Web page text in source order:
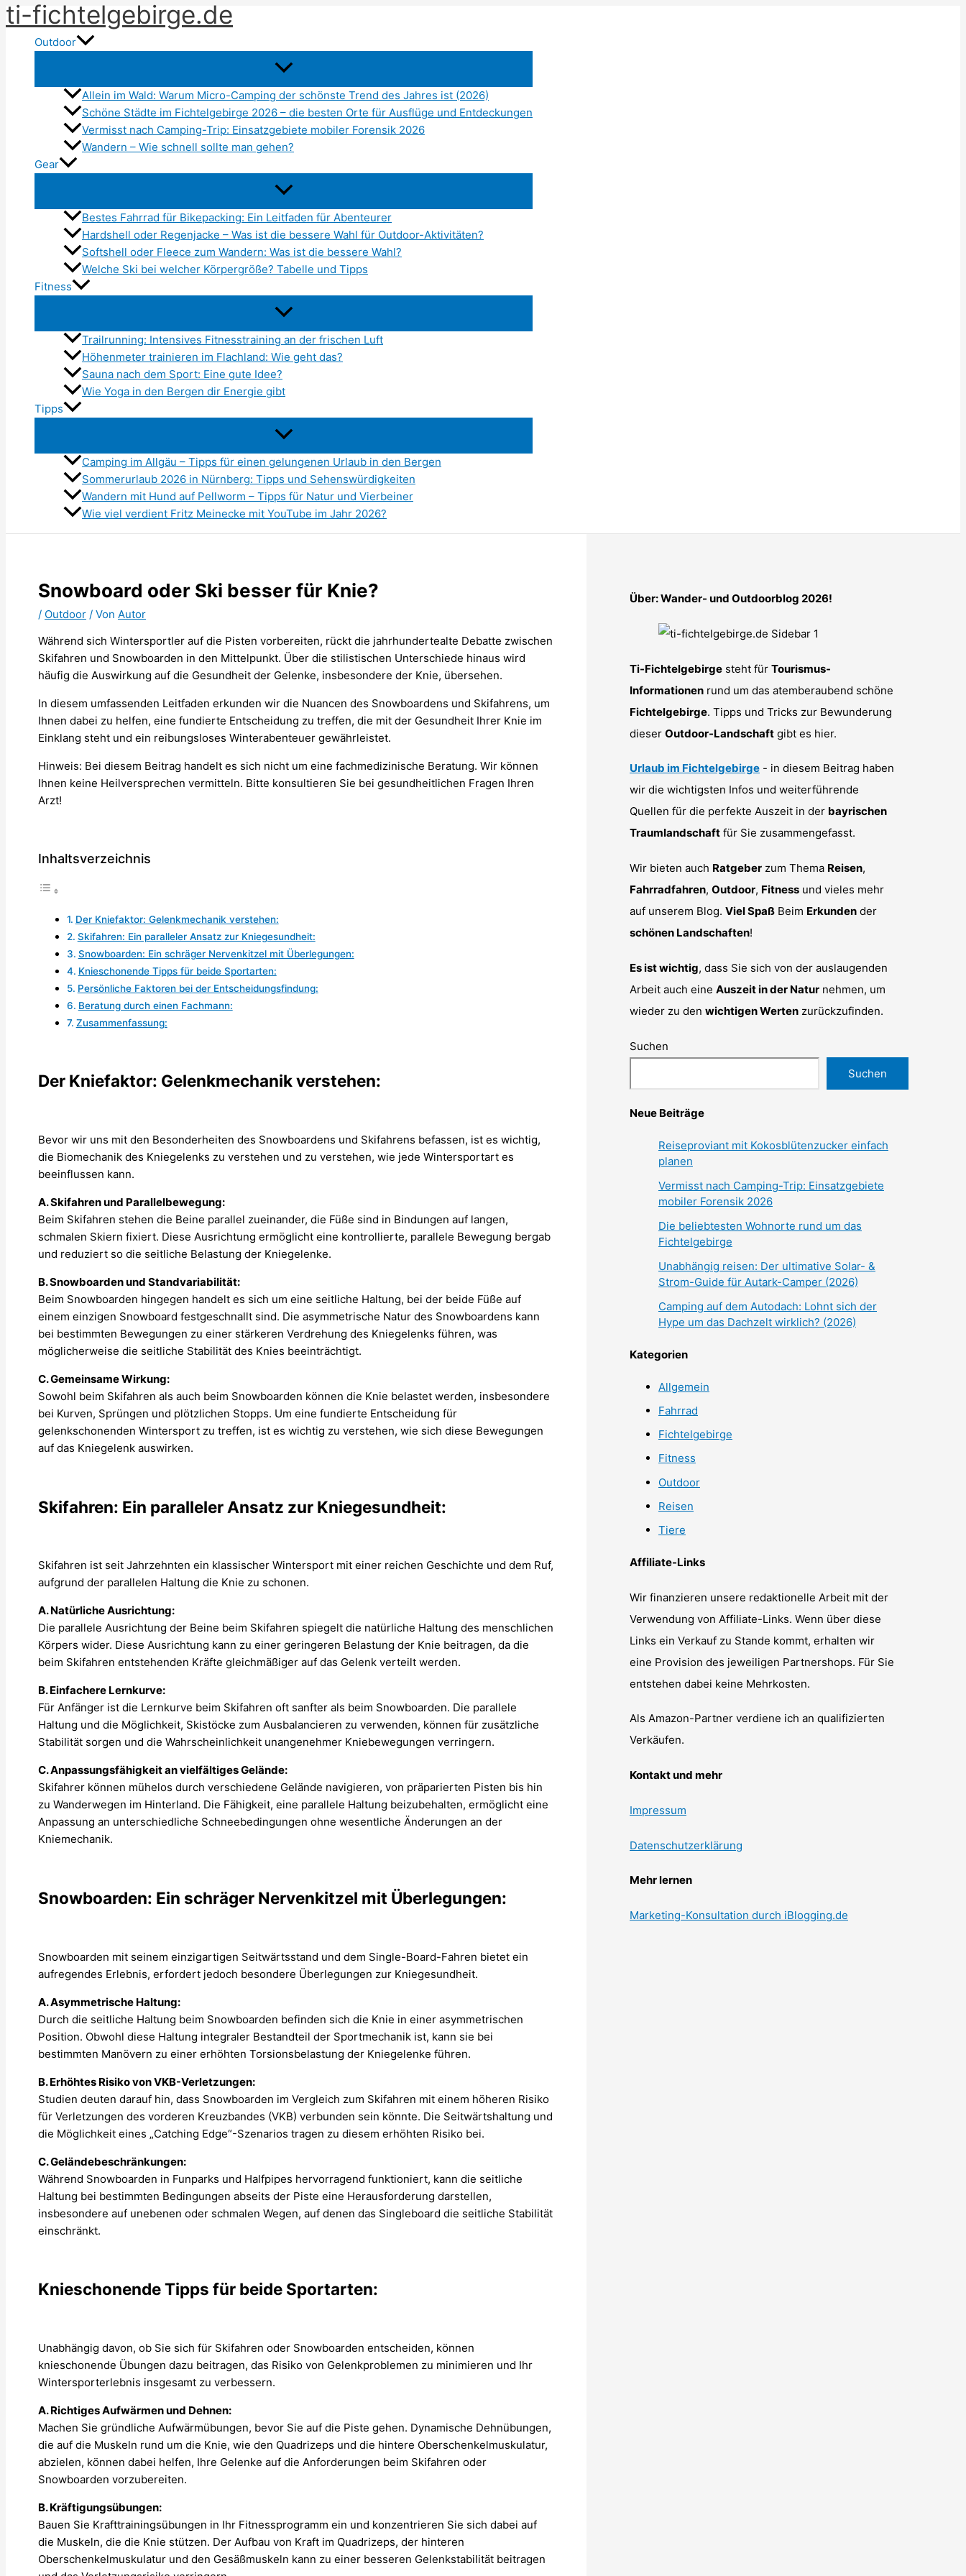
Zum
Inhalt
springen
ti-fichtelgebirge.de
Outdoor
Allein im Wald: Warum Micro-Camping der schönste Trend des Jahres ist (2026)
Schöne Städte im Fichtelgebirge 2026 – die besten Orte für Ausflüge und Entdeckungen
Vermisst nach Camping-Trip: Einsatzgebiete mobiler Forensik 2026
Wandern – Wie schnell sollte man gehen?
Gear
Bestes Fahrrad für Bikepacking: Ein Leitfaden für Abenteurer
Hardshell oder Regenjacke – Was ist die bessere Wahl für Outdoor-Aktivitäten?
Softshell oder Fleece zum Wandern: Was ist die bessere Wahl?
Welche Ski bei welcher Körpergröße? Tabelle und Tipps
Fitness
Trailrunning: Intensives Fitnesstraining an der frischen Luft
Höhenmeter trainieren im Flachland: Wie geht das?
Sauna nach dem Sport: Eine gute Idee?
Wie Yoga in den Bergen dir Energie gibt
Tipps
Camping im Allgäu – Tipps für einen gelungenen Urlaub in den Bergen
Sommerurlaub 2026 in Nürnberg: Tipps und Sehenswürdigkeiten
Wandern mit Hund auf Pellworm – Tipps für Natur und Vierbeiner
Wie viel verdient Fritz Meinecke mit YouTube im Jahr 2026?
Snowboard oder Ski besser für Knie?
/ Outdoor / Von Autor
Während sich Wintersportler auf die Pisten vorbereiten, rückt die jahrhundertealte Debatte zwischen
Skifahren und Snowboarden in den Mittelpunkt. Über die stilistischen Unterschiede hinaus wird
häufig die Auswirkung auf die Gesundheit der Gelenke, insbesondere der Knie, übersehen.
In diesem umfassenden Leitfaden erkunden wir die Nuancen des Snowboardens und Skifahrens, um
Ihnen dabei zu helfen, eine fundierte Entscheidung zu treffen, die mit der Gesundheit Ihrer Knie im
Einklang steht und ein reibungsloses Winterabenteuer gewährleistet.
Hinweis: Bei diesem Beitrag handelt es sich nicht um eine fachmedizinische Beratung. Wir können
Ihnen keine Heilversprechen vermitteln. Bitte konsultieren Sie bei gesundheitlichen Fragen Ihren
Arzt!
Inhaltsverzeichnis
Der Kniefaktor: Gelenkmechanik verstehen:
Skifahren: Ein paralleler Ansatz zur Kniegesundheit:
Snowboarden: Ein schräger Nervenkitzel mit Überlegungen:
Knieschonende Tipps für beide Sportarten:
Persönliche Faktoren bei der Entscheidungsfindung:
Beratung durch einen Fachmann:
Zusammenfassung:
Der Kniefaktor: Gelenkmechanik verstehen:
Bevor wir uns mit den Besonderheiten des Snowboardens und Skifahrens befassen, ist es wichtig,
die Biomechanik des Kniegelenks zu verstehen und zu verstehen, wie jede Wintersportart es
beeinflussen kann.
A. Skifahren und Parallelbewegung:
Beim Skifahren stehen die Beine parallel zueinander, die Füße sind in Bindungen auf langen,
schmalen Skiern fixiert. Diese Ausrichtung ermöglicht eine kontrollierte, parallele Bewegung bergab
und reduziert so die seitliche Belastung der Kniegelenke.
B. Snowboarden und Standvariabilität:
Beim Snowboarden hingegen handelt es sich um eine seitliche Haltung, bei der beide Füße auf
einem einzigen Snowboard festgeschnallt sind. Die asymmetrische Natur des Snowboardens kann
bei bestimmten Bewegungen zu einer stärkeren Verdrehung des Kniegelenks führen, was
möglicherweise die seitliche Stabilität des Knies beeinträchtigt.
C. Gemeinsame Wirkung:
Sowohl beim Skifahren als auch beim Snowboarden können die Knie belastet werden, insbesondere
bei Kurven, Sprüngen und plötzlichen Stopps. Um eine fundierte Entscheidung für
gelenkschonenden Wintersport zu treffen, ist es wichtig zu verstehen, wie sich diese Bewegungen
auf das Kniegelenk auswirken.
Skifahren: Ein paralleler Ansatz zur Kniegesundheit:
Skifahren ist seit Jahrzehnten ein klassischer Wintersport mit einer reichen Geschichte und dem Ruf,
aufgrund der parallelen Haltung die Knie zu schonen.
A. Natürliche Ausrichtung:
Die parallele Ausrichtung der Beine beim Skifahren spiegelt die natürliche Haltung des menschlichen
Körpers wider. Diese Ausrichtung kann zu einer geringeren Belastung der Knie beitragen, da die
beim Skifahren entstehenden Kräfte gleichmäßiger auf das Gelenk verteilt werden.
B. Einfachere Lernkurve:
Für Anfänger ist die Lernkurve beim Skifahren oft sanfter als beim Snowboarden. Die parallele
Haltung und die Möglichkeit, Skistöcke zum Ausbalancieren zu verwenden, können für zusätzliche
Stabilität sorgen und die Wahrscheinlichkeit unangenehmer Kniebewegungen verringern.
C. Anpassungsfähigkeit an vielfältiges Gelände:
Skifahrer können mühelos durch verschiedene Gelände navigieren, von präparierten Pisten bis hin
zu Wanderwegen im Hinterland. Die Fähigkeit, eine parallele Haltung beizubehalten, ermöglicht eine
Anpassung an unterschiedliche Schneebedingungen ohne wesentliche Änderungen an der
Kniemechanik.
Snowboarden: Ein schräger Nervenkitzel mit Überlegungen:
Snowboarden mit seinem einzigartigen Seitwärtsstand und dem Single-Board-Fahren bietet ein
aufregendes Erlebnis, erfordert jedoch besondere Überlegungen zur Kniegesundheit.
A. Asymmetrische Haltung:
Durch die seitliche Haltung beim Snowboarden befinden sich die Knie in einer asymmetrischen
Position. Obwohl diese Haltung integraler Bestandteil der Sportmechanik ist, kann sie bei
bestimmten Manövern zu einer erhöhten Torsionsbelastung der Kniegelenke führen.
B. Erhöhtes Risiko von VKB-Verletzungen:
Studien deuten darauf hin, dass Snowboarden im Vergleich zum Skifahren mit einem höheren Risiko
für Verletzungen des vorderen Kreuzbandes (VKB) verbunden sein könnte. Die Seitwärtshaltung und
die Möglichkeit eines „Catching Edge“-Szenarios tragen zu diesem erhöhten Risiko bei.
C. Geländebeschränkungen:
Während Snowboarden in Funparks und Halfpipes hervorragend funktioniert, kann die seitliche
Haltung bei bestimmten Bedingungen abseits der Piste eine Herausforderung darstellen,
insbesondere auf unebenen oder schmalen Wegen, auf denen das Singleboard die seitliche Stabilität
einschränkt.
Knieschonende Tipps für beide Sportarten:
Unabhängig davon, ob Sie sich für Skifahren oder Snowboarden entscheiden, können
knieschonende Übungen dazu beitragen, das Risiko von Gelenkproblemen zu minimieren und Ihr
Wintersporterlebnis insgesamt zu verbessern.
A. Richtiges Aufwärmen und Dehnen:
Machen Sie gründliche Aufwärmübungen, bevor Sie auf die Piste gehen. Dynamische Dehnübungen,
die auf die Muskeln rund um die Knie, wie den Quadrizeps und die hintere Oberschenkelmuskulatur,
abzielen, können dabei helfen, Ihre Gelenke auf die Anforderungen beim Skifahren oder
Snowboarden vorzubereiten.
B. Kräftigungsübungen:
Bauen Sie Krafttrainingsübungen in Ihr Fitnessprogramm ein und konzentrieren Sie sich dabei auf
die Muskeln, die die Knie stützen. Der Aufbau von Kraft im Quadrizeps, der hinteren
Oberschenkelmuskulatur und den Gesäßmuskeln kann zu einer besseren Gelenkstabilität beitragen
Über: Wander- und Outdoorblog 2026!
Ti-Fichtelgebirge steht für Tourismus-
Informationen rund um das atemberaubend schöne
Fichtelgebirge. Tipps und Tricks zur Bewunderung
dieser Outdoor-Landschaft gibt es hier.
Urlaub im Fichtelgebirge - in diesem Beitrag haben
wir die wichtigsten Infos und weiterführende
Quellen für die perfekte Auszeit in der bayrischen
Traumlandschaft für Sie zusammengefasst.
Wir bieten auch Ratgeber zum Thema Reisen,
Fahrradfahren, Outdoor, Fitness und vieles mehr
auf unserem Blog. Viel Spaß Beim Erkunden der
schönen Landschaften!
Es ist wichtig, dass Sie sich von der auslaugenden
Arbeit auch eine Auszeit in der Natur nehmen, um
wieder zu den wichtigen Werten zurückzufinden.
Suchen
Suchen
Neue Beiträge
Reiseproviant mit Kokosblütenzucker einfach
planen
Vermisst nach Camping-Trip: Einsatzgebiete
mobiler Forensik 2026
Die beliebtesten Wohnorte rund um das
Fichtelgebirge
Unabhängig reisen: Der ultimative Solar- &
Strom-Guide für Autark-Camper (2026)
Camping auf dem Autodach: Lohnt sich der
Hype um das Dachzelt wirklich? (2026)
Kategorien
Allgemein
Fahrrad
Fichtelgebirge
Fitness
Outdoor
Reisen
Tiere
Affiliate-Links
Wir finanzieren unsere redaktionelle Arbeit mit der
Verwendung von Affiliate-Links. Wenn über diese
Links ein Verkauf zu Stande kommt, erhalten wir
eine Provision des jeweiligen Partnershops. Für Sie
entstehen dabei keine Mehrkosten.
Als Amazon-Partner verdiene ich an qualifizierten
Verkäufen.
Kontakt und mehr
Impressum
Datenschutzerklärung
Mehr lernen
Marketing-Konsultation durch iBlogging.de